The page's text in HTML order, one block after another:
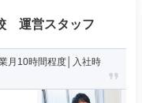
運営スタッフ
月10時間程度│入社時